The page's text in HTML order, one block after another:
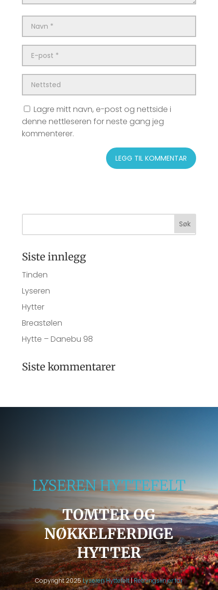
Lagre mitt navn, e-post og nettside i
denne nettleseren for neste gang jeg
kommenterer.
Siste innlegg
Tinden
Lyseren
Hytter
Breastølen
Hytte – Danebu 98
Siste kommentarer
LYSEREN HYTTEFELT
TOMTER OG
NØKKELFERDIGE
HYTTER
Copyright 2025Lyseren Hyttefelt|Retningslinjer for